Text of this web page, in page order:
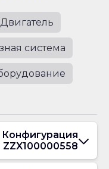
Двигатель
система
Конфигурация
ZZX100000558